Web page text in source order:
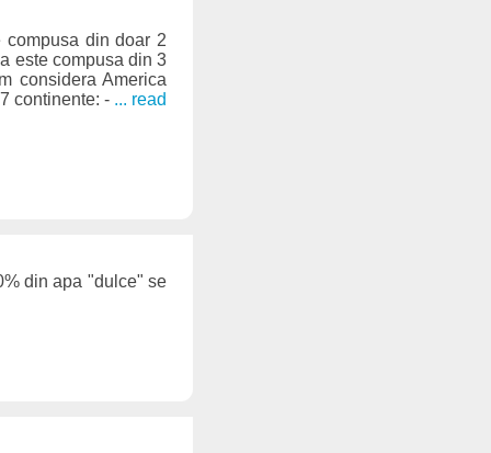
compusa din doar 2
este compusa din 3
considera America
continente: - ... read
din apa "dulce" se